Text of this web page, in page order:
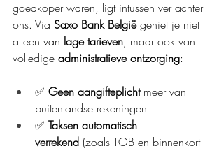
goedkoper waren, ligt intussen ver achter
ons. Via Saxo Bank België geniet je niet
alleen van lage tarieven, maar ook van
volledige administratieve ontzorging:
✅ Geen aangifteplicht meer van
buitenlandse rekeningen
✅ Taksen automatisch
verrekend (zoals TOB en binnenkort